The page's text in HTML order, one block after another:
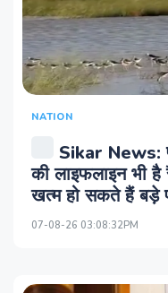
NATION
Sikar News:
की लाइफलाइन भी
खत्म हो सकते हैं बड़े
07-08-26 03:08:32PM